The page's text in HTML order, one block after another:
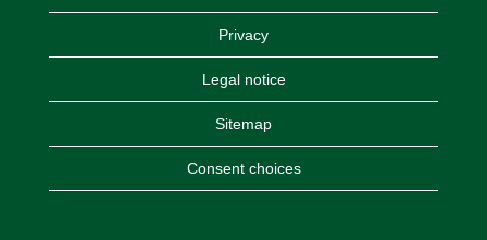
Privacy
Legal notice
Sitemap
Consent choices